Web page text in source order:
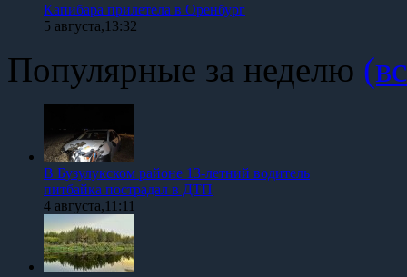
Капибара прилетела в Оренбург
5 августа,13:32
Популярные за неделю
В Бузулукском районе 13-летний водитель
питбайка пострадал в ДТП
4 августа,11:11